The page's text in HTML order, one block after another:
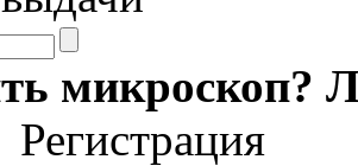
микроскоп?
Регистрация